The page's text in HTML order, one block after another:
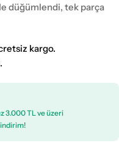
düğümlendi, tek parça
kargo.
3.000 TL ve üzeri